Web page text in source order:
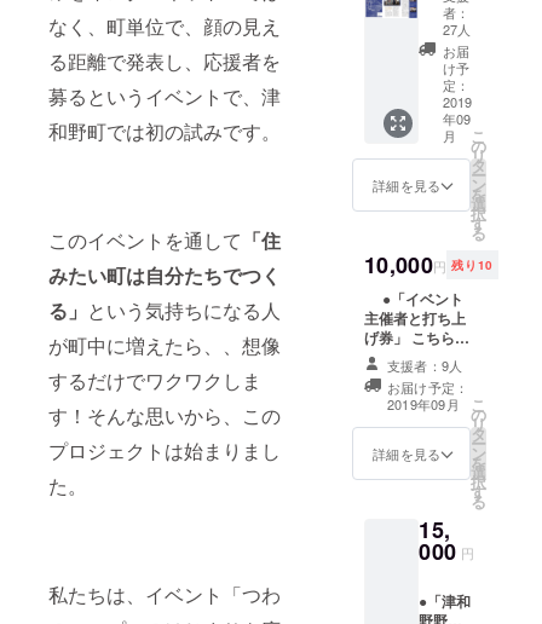
なく、町単位で、顔の見え
る距離で発表し、応援者を
募るというイベントで、津
和野町では初の試みです。
このイベントを通して 「住
みたい町は自分たちでつく
る」 という気持ちになる人
が町中に増えたら、、想像
するだけでワクワクしま
す！そんな思いから、この
プロジェクトは始まりまし
た。
私たちは、イベント「つわ
太】
身。1986年
2016年8月、
千葉から島
に移住し、
チームに加
わる。現
在、島根県
津和野町に
移住し独
立。建築デ
ザインの仕
事の傍ら、
暮らしの知
「糧」を立
ち上げ、自
然あふれる
ト」に
つい
て、 1
回目の
「つわ
のスー
プ」
は、
2019年
4月20日
（土）
30 藩
校養老
館（津
和野町
内）で
す。 津
和野町
までの
交通費
等は、
す。 2
回目以
のスー
者：
27人
お届
け予
定：
2019
年09
月
詳細を見る
こ
の
リ
タ
ー
ン
を
選
択
す
る
10,000円 残り10
●「イベント
主催者と打ち上
げ券」 こちらは
主催者と一緒に
運営の裏側を話
しながら打ち上
げができるチ
ケットです。 ※
参加費は自己負
※第一回イベント
のうちに打ち上
げをします。 ※
てお知らせしま
す。 ●「つわ
支援者：9人
お届け予定：
2019年09月
詳細を見る
こ
の
リ
タ
ー
ン
を
選
択
す
る
15,
000 円
●「津和